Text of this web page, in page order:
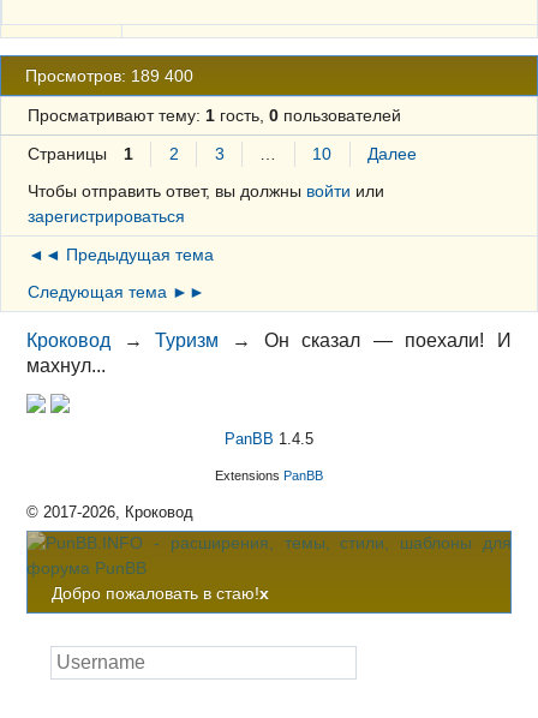
Просмотров: 189 400
Просматривают тему: 1гость, 0пользователей
Страницы 1 2 3 10
Далее
Чтобы отправить ответ, вы должны войти или
зарегистрироваться
◄◄ Предыдущая тема
Следующая тема ►►
Кроковод →Туризм → Он сказал — поехали! И
махнул...
PanBB 1.4.5
Extensions PanBB
© 2017-2026, Кроковод
Добро пожаловать в стаю!x